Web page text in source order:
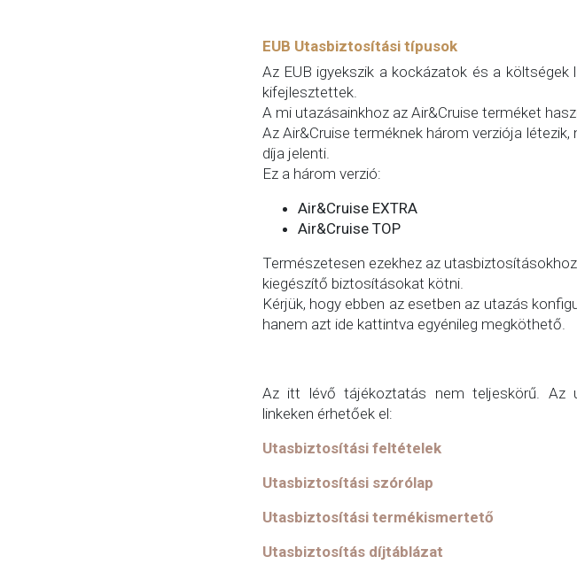
EUB Utasbiztosítási típusok
Az EUB igyekszik a kockázatok és a
kifejlesztettek.
A mi utazásainkhoz az Air&Cruise terméket
Az Air&Cruise terméknek három verziója
díja jelenti.
Ez a három verzió:
Air&Cruise EXTRA
Air&Cruise TOP
Természetesen ezekhez az
kiegészítő biztosításokat kötni.
Kérjük, hogy ebben az esetben az utazás
hanem azt ide kattintva egyénileg megköthető.
Az itt lévő tájékoztatás nem teljeskörű. Az
linkeken érhetőek el:
Utasbiztosítási feltételek
Utasbiztosítási szórólap
Utasbiztosítási termékismertető
Utasbiztosítás díjtáblázat